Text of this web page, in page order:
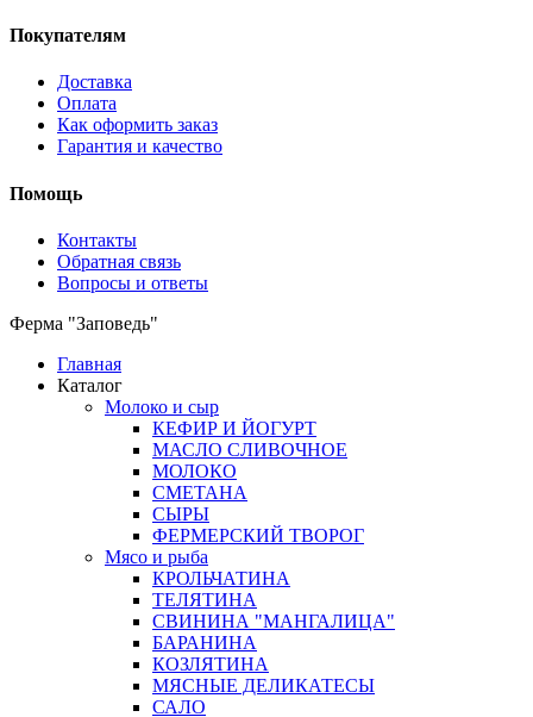
Покупателям
Доставка
Оплата
Как оформить заказ
Гарантия и качество
Помощь
Контакты
Обратная связь
Вопросы и ответы
Ферма "Заповедь"
Главная
Каталог
Молоко и сыр
КЕФИР И ЙОГУРТ
МАСЛО СЛИВОЧНОЕ
МОЛОКО
СМЕТАНА
СЫРЫ
ФЕРМЕРСКИЙ ТВОРОГ
Мясо и рыба
КРОЛЬЧАТИНА
ТЕЛЯТИНА
СВИНИНА "МАНГАЛИЦА"
БАРАНИНА
КОЗЛЯТИНА
МЯСНЫЕ ДЕЛИКАТЕСЫ
САЛО